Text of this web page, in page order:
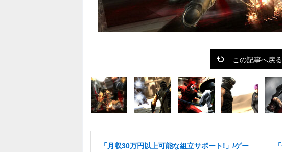
この記事へ戻る
「月収30万円以上可能な組立サポート!」/ゲー